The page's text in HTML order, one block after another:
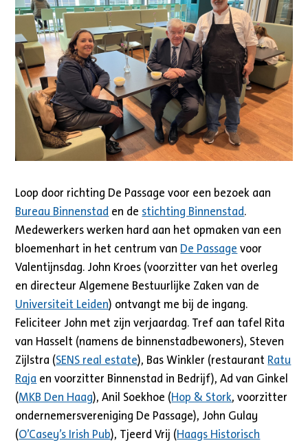
Loop door richting De Passage voor een bezoek aan
Bureau Binnenstad en de stichting Binnenstad.
Medewerkers werken hard aan het opmaken van een
bloemenhart in het centrum van De Passage voor
Valentijnsdag. John Kroes (voorzitter van het overleg
en directeur Algemene Bestuurlijke Zaken van de
Universiteit Leiden) ontvangt me bij de ingang.
Feliciteer John met zijn verjaardag. Tref aan tafel Rita
van Hasselt (namens de binnenstadbewoners), Steven
Zijlstra (SENS real estate), Bas Winkler (restaurant Ratu
Raja en voorzitter Binnenstad in Bedrijf), Ad van Ginkel
(MKB Den Haag), Anil Soekhoe (Hop & Stork, voorzitter
ondernemersvereniging De Passage), John Gulay
(O’Casey’s Irish Pub), Tjeerd Vrij (Haags Historisch